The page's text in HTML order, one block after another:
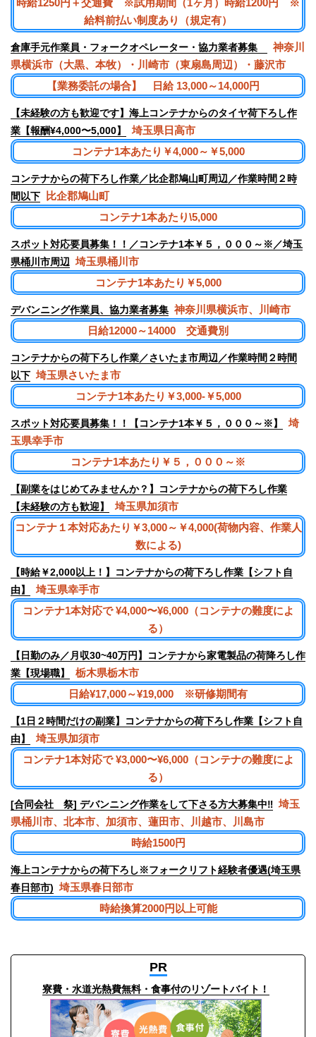
給料前払い制度あり（規定有）
倉庫手元作業員・フォークオペレーター・協力業者募集
神奈川
県横浜市（大黒、本牧）・川崎市（東扇島周辺）・藤沢市
【業務委託の場合】 日給 13,000～14,000円
【未経験の方も歓迎です】海上コンテナからのタイヤ荷下ろし作
業【報酬¥4,000〜5,000】
埼玉県日高市
コンテナ1本あたり￥4,000～￥5,000
コンテナからの荷下ろし作業／比企郡鳩山町周辺／作業時間２時
間以下 比企郡鳩山町
コンテナ1本あたり\5,000
スポット対応要員募集！！／コンテナ1本￥５，０００～※／埼玉
県桶川市周辺 埼玉県桶川市
コンテナ1本あたり￥5,000
デバンニング作業員、協力業者募集 神奈川県横浜市、川崎市
日給12000～14000 交通費別
コンテナからの荷下ろし作業／さいたま市周辺／作業時間２時間
以下 埼玉県さいたま市
コンテナ1本あたり￥3,000-￥5,000
スポット対応要員募集！！【コンテナ1本￥５，０００～※】
埼
玉県幸手市
コンテナ1本あたり￥５，０００～※
【副業をはじめてみませんか？】コンテナからの荷下ろし作業
【未経験の方も歓迎】
埼玉県加須市
コンテナ１本対応あたり￥3,000～￥4,000(荷物内容、作業人
数による)
【時給￥2,000以上！】コンテナからの荷下ろし作業【シフト自
由】
埼玉県幸手市
コンテナ1本対応で ¥4,000〜¥6,000（コンテナの難度によ
る）
【日勤のみ／月収30~40万円】コンテナから家電製品の荷降ろし作
業【現場職】
栃木県栃木市
日給¥17,000～¥19,000 ※研修期間有
【1日２時間だけの副業】コンテナからの荷下ろし作業【シフト自
由】
埼玉県加須市
コンテナ1本対応で ¥3,000〜¥6,000（コンテナの難度によ
る）
[合同会社 祭] デバンニング作業をして下さる方大募集中‼︎ 埼玉
県桶川市、北本市、加須市、蓮田市、川越市、川島市
時給1500円
海上コンテナからの荷下ろし※フォークリフト経験者優遇(埼玉県
春日部市) 埼玉県春日部市
時給換算2000円以上可能
PR
寮費・水道光熱費無料・食事付のリゾートバイト！